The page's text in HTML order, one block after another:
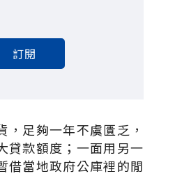
訂閱
足夠一年不虞匱乏，
貸款額度；一面用另一
借當地政府公庫裡的閒